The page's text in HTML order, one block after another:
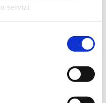
servizi.